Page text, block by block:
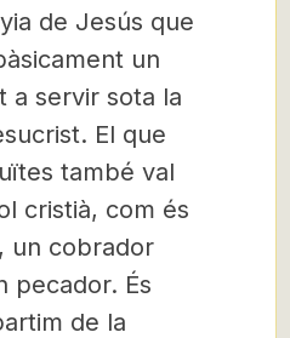
de Jesús que
un
a servir sota la
El que
també val
cristià, com és
un cobrador
pecador. És
de la